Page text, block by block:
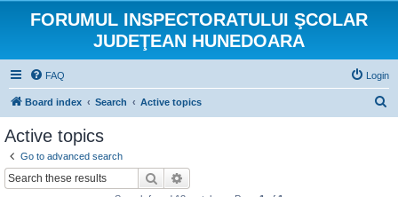
FORUMUL INSPECTORATULUI ŞCOLAR
JUDEŢEAN HUNEDOARA
FAQ Login
Board index Search Active topics
Active topics
Go to advanced search
Search